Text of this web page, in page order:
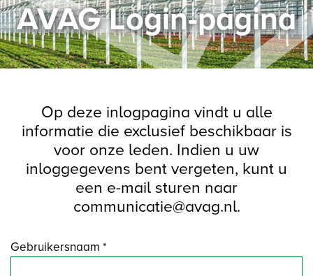
AVAG Login-pagina
Op deze inlogpagina vindt u alle
informatie die exclusief beschikbaar is
voor onze leden. Indien u uw
inloggegevens bent vergeten, kunt u
een e-mail sturen naar
communicatie@avag.nl.
Gebruikersnaam *